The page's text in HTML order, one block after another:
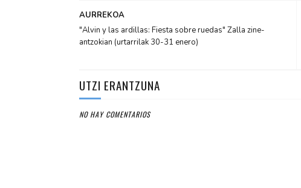
AURREKOA
"Alvin y las ardillas: Fiesta sobre ruedas" Zalla zine-
antzokian (urtarrilak 30-31 enero)
UTZI ERANTZUNA
NO HAY COMENTARIOS